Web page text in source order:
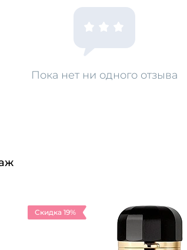
Пока нет ни одного отзыва
Скидка 19%